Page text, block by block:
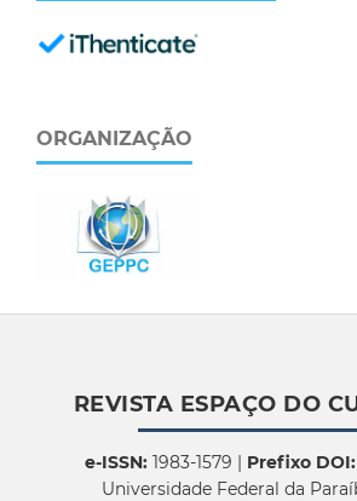
ORGANIZAÇÃO
REVISTA ESPAÇO DO
e-ISSN:1983-1579 | Prefixo DOI:
Universidade Federal da